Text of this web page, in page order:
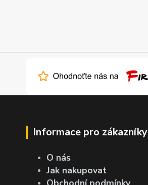
Informace pro zákazníky
O nás
Jak nakupovat